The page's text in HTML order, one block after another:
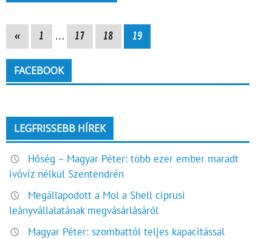
« 1 … 17 18 19
FACEBOOK
LEGFRISSEBB HÍREK
Hőség – Magyar Péter: több ezer ember maradt
ivóvíz nélkül Szentendrén
Megállapodott a Mol a Shell ciprusi
leányvállalatának megvásárlásáról
Magyar Péter: szombattól teljes kapacitással